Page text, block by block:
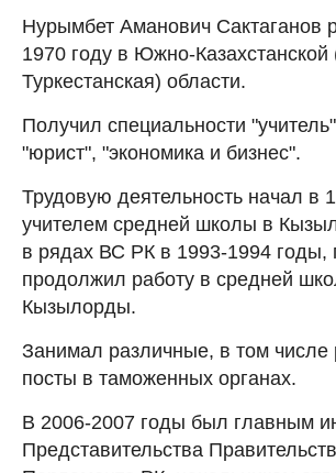
Нурымбет Аманович Сактаганов
1970 году в Южно-
Туркестанская) области.
Получил специальности
"юрист", "экономика и бизнес".
Трудовую деятельность начал в
учителем средней школы в
в рядах ВС РК в 1993-1994 годы,
продолжил работу в средней
Кызылорды.
Занимал различные, в том числе
посты в таможенных органах.
В 2006-2007 годы был главным
Представительства